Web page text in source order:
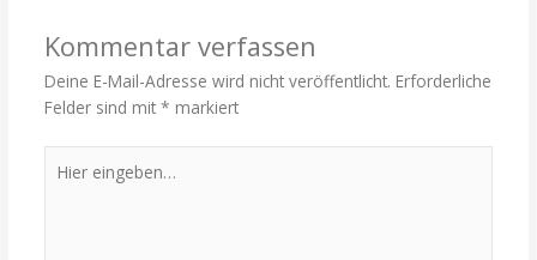
Kommentar verfassen
Deine E-Mail-Adresse wird nicht veröffentlicht. Erforderliche
Felder sind mit * markiert
eingeben…